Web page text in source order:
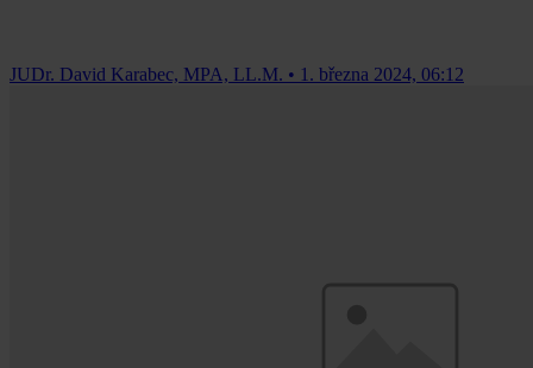
JUDr. David Karabec, MPA, LL.M. • 1. března 2024, 06:12